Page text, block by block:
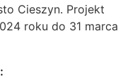
Cieszyn. Projekt
roku do 31 marca